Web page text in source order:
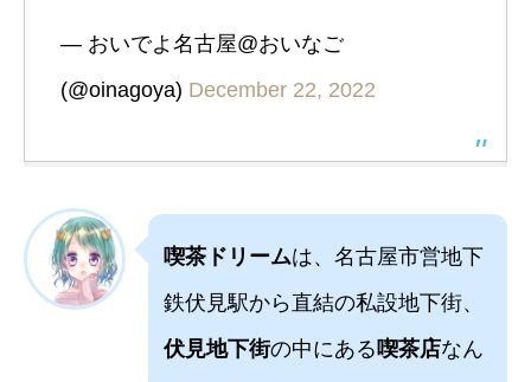
— おいでよ名古屋@おいなご
(@oinagoya) December 22, 2022
喫茶ドリームは、名古屋市営地下
鉄伏見駅から直結の私設地下街、
伏見地下街の中にある喫茶店なん